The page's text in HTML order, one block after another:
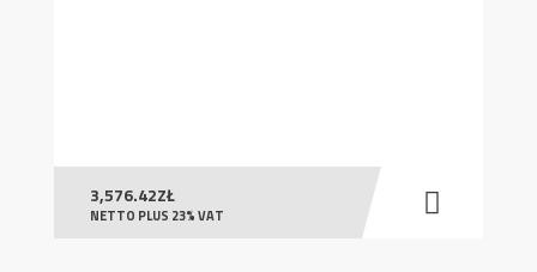
3,576.42ZŁ
NETTO PLUS 23% VAT